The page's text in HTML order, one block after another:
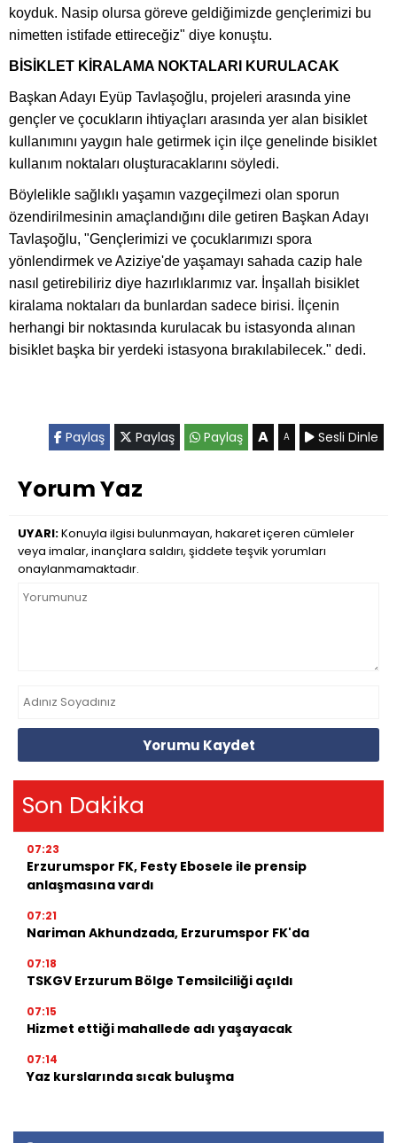
koyduk. Nasip olursa göreve geldiğimizde gençlerimizi bu
nimetten istifade ettireceğiz" diye konuştu.
BİSİKLET KİRALAMA NOKTALARI KURULACAK
Başkan Adayı Eyüp Tavlaşoğlu, projeleri arasında yine
gençler ve çocukların ihtiyaçları arasında yer alan bisiklet
kullanımını yaygın hale getirmek için ilçe genelinde bisiklet
kullanım noktaları oluşturacaklarını söyledi.
Böylelikle sağlıklı yaşamın vazgeçilmezi olan sporun
özendirilmesinin amaçlandığını dile getiren Başkan Adayı
Tavlaşoğlu, "Gençlerimizi ve çocuklarımızı spora
yönlendirmek ve Aziziye'de yaşamayı sahada cazip hale
nasıl getirebiliriz diye hazırlıklarımız var. İnşallah bisiklet
kiralama noktaları da bunlardan sadece birisi. İlçenin
herhangi bir noktasında kurulacak bu istasyonda alınan
bisiklet başka bir yerdeki istasyona bırakılabilecek." dedi.
Paylaş Paylaş Paylaş A A Sesli Dinle
Yorum Yaz
UYARI:Konuyla ilgisi bulunmayan, hakaret içeren cümleler
veya imalar, inançlara saldırı, şiddete teşvik yorumları
onaylanmamaktadır.
Yorumu Kaydet
Son Dakika
07:23
Erzurumspor FK, Festy Ebosele ile prensip
anlaşmasına vardı
07:21
Nariman Akhundzada, Erzurumspor FK'da
07:18
TSKGV Erzurum Bölge Temsilciliği açıldı
07:15
Hizmet ettiği mahallede adı yaşayacak
07:14
Yaz kurslarında sıcak buluşma